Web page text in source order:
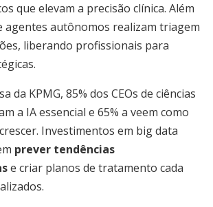
que elevam a precisão clínica. Além
agentes autônomos realizam triagem
liberando profissionais para
da KPMG, 85% dos CEOs de ciências
a IA essencial e 65% a veem como
Investimentos em big data
prever tendências
e criar planos de tratamento cada